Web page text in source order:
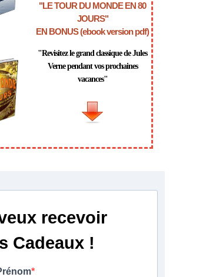
"LE TOUR DU MONDE EN 80
JOURS"
EN BONUS (ebook version pdf)
"Revisitez le grand classique de Jules
Verne pendant vos prochaines
vacances"
recevoir
Cadeaux !